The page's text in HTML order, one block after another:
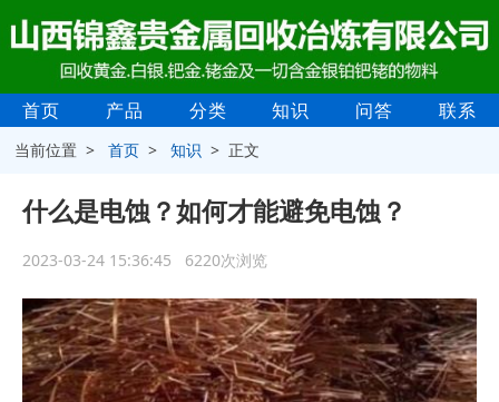
首页 产品 分类 知识 问答 联系
当前位置 >首页 >知识 > 正文
什么是电蚀？如何才能避免电蚀？
2023-03-24 15:36:45 6220次浏览